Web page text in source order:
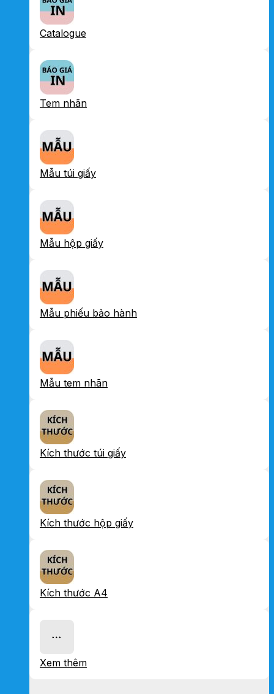
Catalogue
Tem nhãn
Mẫu túi giấy
Mẫu hộp giấy
Mẫu phiếu bảo hành
Mẫu tem nhãn
Kích thước túi giấy
Kích thước hộp giấy
Kích thước A4
Xem thêm